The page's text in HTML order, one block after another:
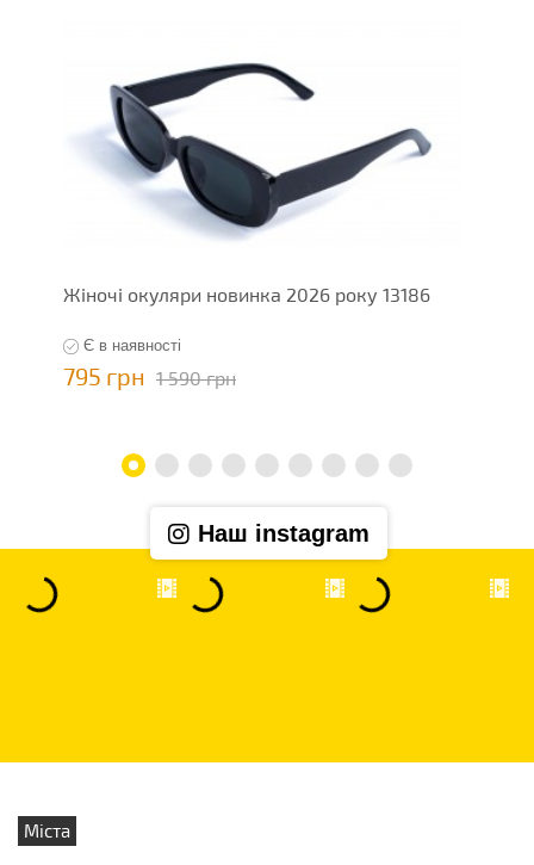
Жіночі окуляри новинка 2026 року 13186
Є в наявності
795 грн 1 590 грн
Наш instagram
Міста